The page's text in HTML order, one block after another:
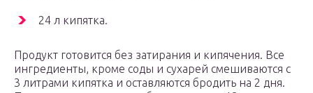
24 л кипятка.
Продукт готовится без затирания и кипячения. Все
ингредиенты, кроме соды и сухарей смешиваются с
3 литрами кипятка и оставляются бродить на 2 дня.